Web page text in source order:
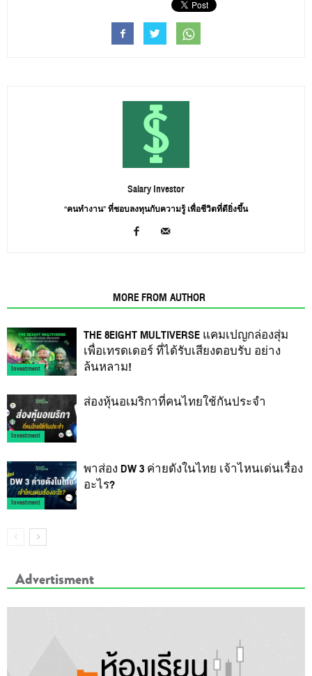
Salary Investor
“คนทำงาน” ที่ชอบลงทุนกับความรู้ เพื่อชีวิตที่ดียิ่งขึ้น
MORE FROM AUTHOR
Investment
THE 8EIGHT MULTIVERSE แคมเปญกล่องสุ่ม
เพื่อเทรดเดอร์ ที่ได้รับเสียงตอบรับ อย่าง
ล้นหลาม!
Investment
ส่องหุ้นอเมริกาที่คนไทยใช้กันประจำ
Investment
พาส่อง DW 3 ค่ายดังในไทย เจ้าไหนเด่นเรื่อง
อะไร?
Advertisment